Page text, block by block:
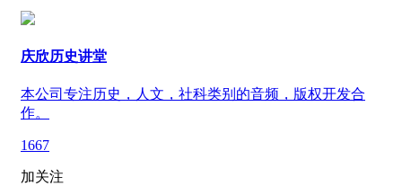
庆欣历史讲堂
本公司专注历史，人文，社科类别的音频，版权开发合
作。
1667
加关注